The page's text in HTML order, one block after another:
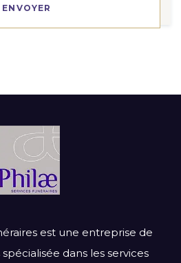
est une entreprise de
dans les services